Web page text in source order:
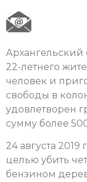
22-летнего
человек и
свободы в
удовлетворен
сумму более
24 августа
целью убить
бензином